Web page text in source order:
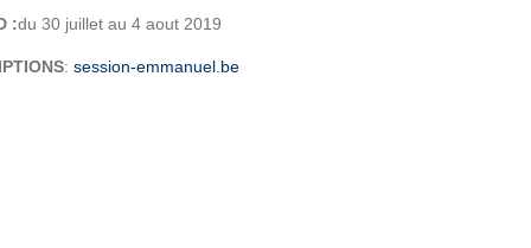
:du 30 juillet au 4 aout 2019
: session-emmanuel.be